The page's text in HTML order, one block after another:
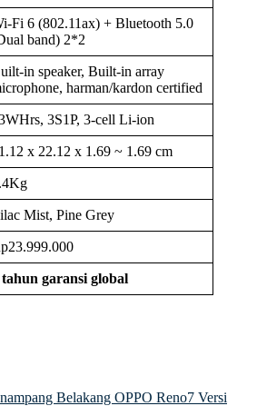
Fi 6 (802.11ax) + Bluetooth 5.0
band) 2*2
in speaker, Built-in array
harman/kardon certified
3S1P, 3-cell Li-ion
x 22.12 x 1.69 ~ 1.69 cm
Mist, Pine Grey
tahun garansi global
Belakang OPPO Reno7 Versi